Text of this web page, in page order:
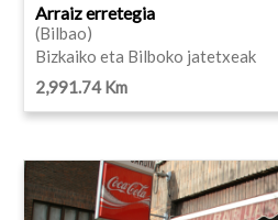
Arraiz erretegia
(Bilbao)
Bizkaiko eta Bilboko jatetxeak
2,991.74 Km